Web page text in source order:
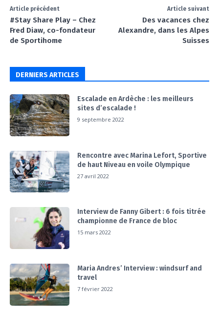
Article précédent
#Stay Share Play – Chez
Fred Diaw, co-fondateur
de Sportihome
Article suivant
Des vacances chez
Alexandre, dans les Alpes
Suisses
DERNIERS ARTICLES
Escalade en Ardèche : les meilleurs
sites d’escalade !
9 septembre 2022
Rencontre avec Marina Lefort, Sportive
de haut Niveau en voile Olympique
27 avril 2022
Interview de Fanny Gibert : 6 fois titrée
championne de France de bloc
15 mars 2022
Maria Andres’ Interview : windsurf and
travel
7 février 2022